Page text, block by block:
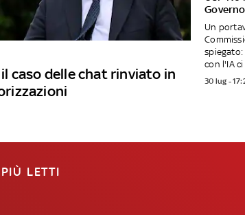
caso delle chat rinviato in
Un
spiegato:
con l'IA ci
30 lug -
LETTI